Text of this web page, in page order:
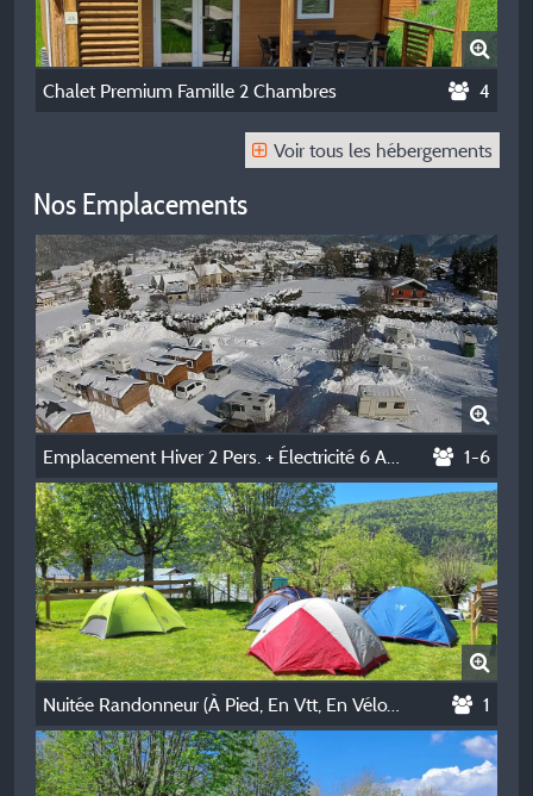
Chalet Premium Famille 2 Chambres 4
Voir tous les hébergements
Nos Emplacements
Emplacement Hiver 2 Pers. + Électricité 6 A (1300 W) Pour Caravane, Van Ou Camping-Car 1-6
Nuitée Randonneur (À Pied, En Vtt, En Vélo) - Bivouac Partagé 1